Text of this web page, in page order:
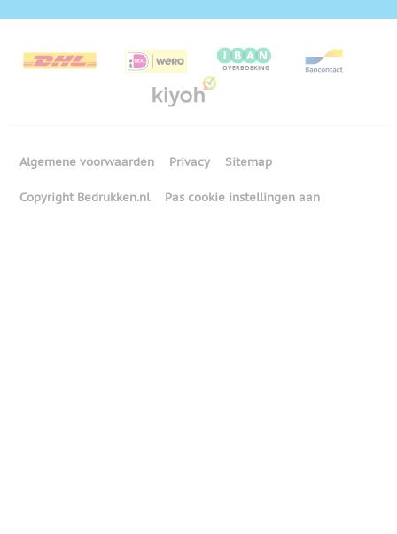
Algemene voorwaarden Privacy Sitemap
Copyright Bedrukken.nl Pas cookie instellingen aan